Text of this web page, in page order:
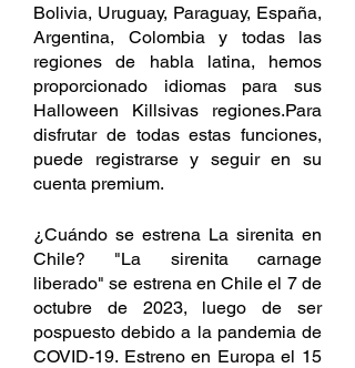
Bolivia, Uruguay, Paraguay, España,
Argentina, Colombia y todas las
regiones de habla latina, hemos
proporcionado idiomas para sus
Halloween Killsivas regiones.Para
disfrutar de todas estas funciones,
puede registrarse y seguir en su
cuenta premium.
¿Cuándo se estrena La sirenita en
Chile? "La sirenita carnage
liberado" se estrena en Chile el 7 de
octubre de 2023, luego de ser
pospuesto debido a la pandemia de
COVID-19. Estreno en Europa el 15